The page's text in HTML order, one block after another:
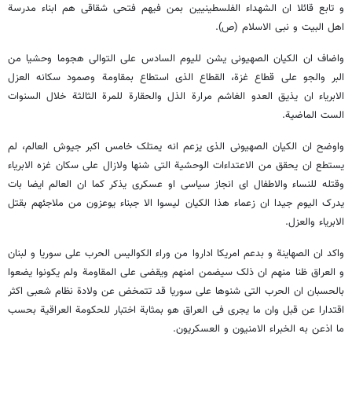
و تابع قائلا ان الشهداء الفلسطینیین بمن فیهم فتحی شقاقی هم ابناء مدرسة
اهل البیت و نبی الاسلام (ص).
واضاف ان الکیان الصهیونی یشن للیوم السادس علی التوالی هجوما وحشیا من
البر والجو علی قطاع غزة، القطاع الذی استطاع بمقاومة وصمود سکانه العزل
الابریاء ان یذیق العدو الغاشم مرارة الذل والحقارة للمرة الثالثة خلال السنوات
الست الماضیة.
واوضح ان الکیان الصهیونی الذی یزعم انه یمتلک خامس اکبر جیوش العالم، لم
یستطع ان یحقق من الاعتداءات الوحشیة التی شنها ولازال علی سکان غزه الابریاء
وقتله للنساء والاطفال ای انجاز سیاسی او عسکری یذکر کما ان العالم ایضا بات
یدرک الیوم جیدا ان زعماء هذا الکیان لیسوا الا جبناء یوعزون من ملاجئهم بقتل
الابریاء والعزل.
واکد ان الصهاینة و بدعم امریکا اداروا من وراء الکوالیس الحرب علی سوریا و لبنان
و العراق ظنا منهم ان ذلک سیضمن امنهم ویقضی علی المقاومة ولم یکونوا یضعوا
بالحسبان ان الحرب التی شنوها علی سوریا قد تتمخض عن ولادة نظام شعبی اکثر
اقتدارا عن قبل وان ما یجری فی العراق هو بمثابة اختبار للحکومة العراقیة بحسب
ما اذعن به الخبراء الامنیون و العسکریون.